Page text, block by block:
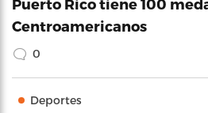
Centroamericanos
0
Deportes